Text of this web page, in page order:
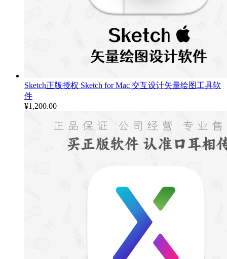
Sketch正版授权 Sketch for Mac 交互设计矢量绘图工具软
件
¥1,200.00